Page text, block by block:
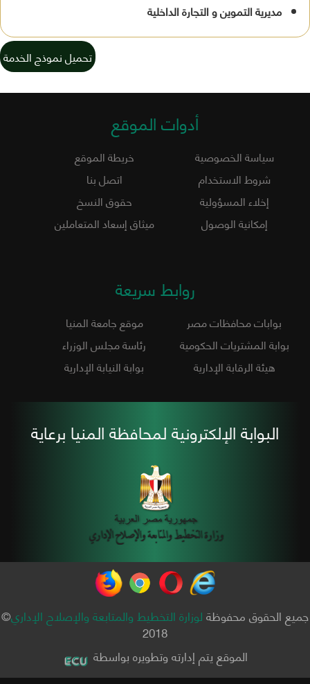
مديرية التموين و التجارة الداخلية
تحميل نموذج الخدمة
أدوات الموقع
سياسة الخصوصية
خريطة الموقع
شروط الاستخدام
اتصل بنا
إخلاء المسؤولية
حقوق النسخ
إمكانية الوصول
ميثاق إسعاد المتعاملين
روابط سريعة
بوابات محافظات مصر
موقع جامعة المنيا
بوابة المشتريات الحكومية
رئاسة مجلس الوزراء
هيئة الرقابة الإدارية
بوابة النيابة الإدارية
البوابة الإلكترونية لمحافظة المنيا برعاية
جميع الحقوق محفوظةلوزارة التخطيط والمتابعة والإصلاح الإداري©
2018
الموقع يتم إدارته وتطويره بواسطة